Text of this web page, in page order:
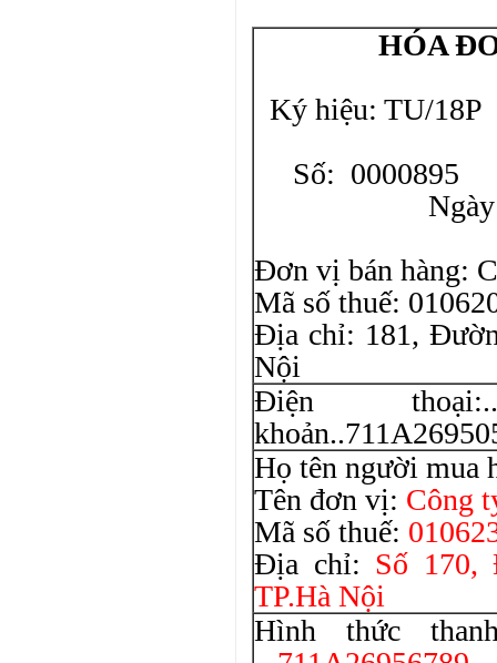
HÓA
Ký hiệu: TU/18P
Số: 0000895
Đơn vị bán hàng:
Mã số thuế:
Địa chỉ: 181,
Nội
Điện
Họ tên người mua
Tên đơn vị: Công
Mã số thuế:
Địa chỉ: Số 170,
TP.Hà Nội
Hình thức